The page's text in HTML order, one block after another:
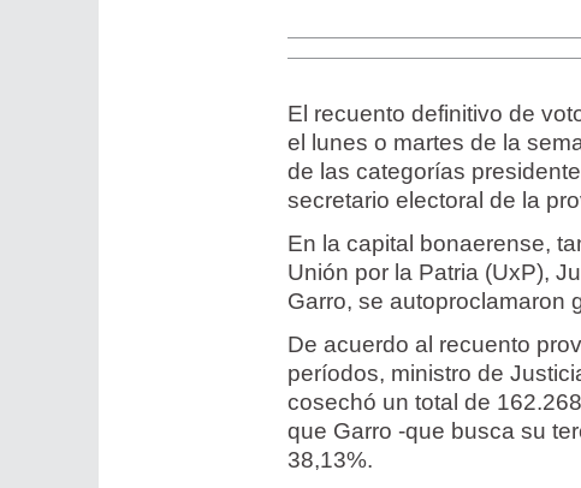
El recuento definitivo de
el lunes o martes de la
de las categorías
secretario electoral de la
En la capital bonaerense,
Unión por la Patria (UxP),
Garro, se autoproclamaron
De acuerdo al recuento
períodos, ministro de
cosechó un total de
que Garro -que busca su
38,13%.